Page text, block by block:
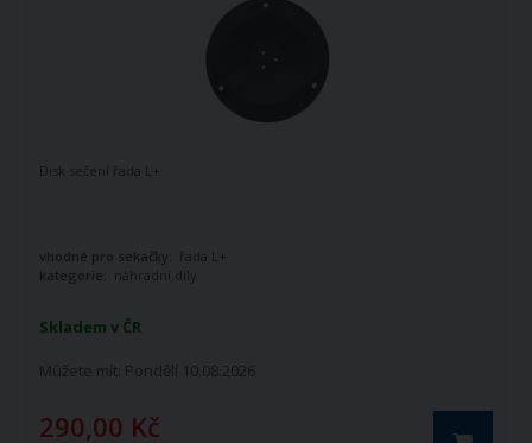
Skladem v ČR
Můžete mít: Pondělí 10.08.2026
290,00 Kč
Disk sečení řada L+
vhodné pro sekačky: řada L+
kategorie: náhradní díly